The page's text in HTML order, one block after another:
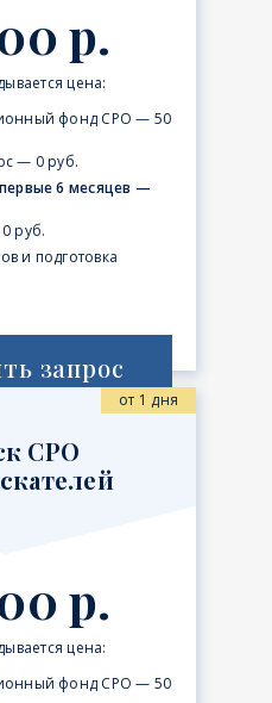
р.
цена:
фонд СРО — 50
— 0 руб.
6 месяцев —
руб.
и подготовка
запрос
от 1 дня
СРО
р.
цена:
фонд СРО — 50